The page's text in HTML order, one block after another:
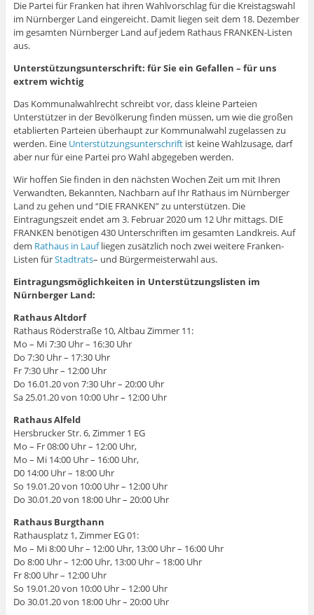
t
e
g
f
n
e
)
n
d
n
r
d
i
n
u
e
m
F
e
n
t
r
g
e
ö
f
f
n
e
t
u
e
F
t
e
r
e
ö
f
f
n
e
t
)
n
e
u
e
n
r
g
e
ö
f
f
n
e
)
u
e
m
F
t
e
f
f
n
e
t
)
m
F
e
n
r
f
n
e
t
)
m
F
e
n
r
f
f
n
e
t
)
e
u
m
s
g
ö
f
f
n
e
t
m
F
e
n
r
f
f
n
e
t
)
Die Partei für Franken hat ihren Wahlvorschlag für die Kreistagswahl
im Nürnberger Land eingereicht. Damit liegen seit dem 18. Dezember
im gesamten Nürnberger Land auf jedem Rathaus FRANKEN-Listen
aus.
Unterstützungsunterschrift: für Sie ein Gefallen – für uns
extrem wichtig
Das Kommunalwahlrecht schreibt vor, dass kleine Parteien
Unterstützer in der Bevölkerung finden müssen, um wie die großen
etablierten Parteien überhaupt zur Kommunalwahl zugelassen zu
werden. Eine Unterstützungsunterschriftist keine Wahlzusage, darf
aber nur für eine Partei pro Wahl abgegeben werden.
Wir hoffen Sie finden in den nächsten Wochen Zeit um mit Ihren
Verwandten, Bekannten, Nachbarn auf Ihr Rathaus im Nürnberger
Land zu gehen und “DIE FRANKEN” zu unterstützen. Die
Eintragungszeit endet am 3. Februar 2020 um 12 Uhr mittags. DIE
FRANKEN benötigen 430 Unterschriften im gesamten Landkreis. Auf
dem Rathaus in Laufliegen zusätzlich noch zwei weitere Franken-
Listen fürStadtrats– und Bürgermeisterwahl aus.
Eintragungsmöglichkeiten in Unterstützungslisten im
Nürnberger Land:
Rathaus Altdorf
Rathaus Röderstraße 10, Altbau Zimmer 11:
Mo – Mi 7:30 Uhr – 16:30 Uhr
Do 7:30 Uhr – 17:30 Uhr
Fr 7:30 Uhr – 12:00 Uhr
Do 16.01.20 von 7:30 Uhr – 20:00 Uhr
Sa 25.01.20 von 10:00 Uhr – 12:00 Uhr
Rathaus Alfeld
Hersbrucker Str. 6, Zimmer 1 EG
Mo – Fr 08:00 Uhr – 12:00 Uhr,
Mo – Mi 14:00 Uhr – 16:00 Uhr,
D0 14:00 Uhr – 18:00 Uhr
So 19.01.20 von 10:00 Uhr – 12:00 Uhr
Do 30.01.20 von 18:00 Uhr – 20:00 Uhr
Rathaus Burgthann
Rathausplatz 1, Zimmer EG 01:
Mo – Mi 8:00 Uhr – 12:00 Uhr, 13:00 Uhr – 16:00 Uhr
Do 8:00 Uhr – 12:00 Uhr, 13:00 Uhr – 18:00 Uhr
Fr 8:00 Uhr – 12:00 Uhr
So 19.01.20 von 10:00 Uhr – 12:00 Uhr
Do 30.01.20 von 18:00 Uhr – 20:00 Uhr